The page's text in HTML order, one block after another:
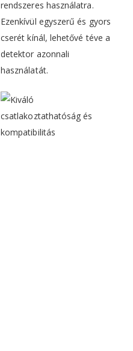
rendszeres használatra.
Ezenkívül egyszerű és gyors
cserét kínál, lehetővé téve a
detektor azonnali
használatát.